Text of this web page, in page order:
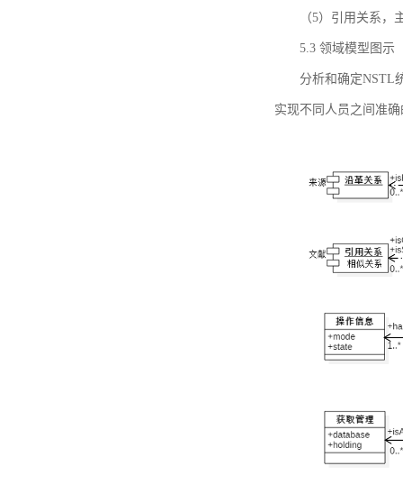
（5）引用关系，
5.3 领域模型图示
分析和确定NSTL
实现不同人员之间准